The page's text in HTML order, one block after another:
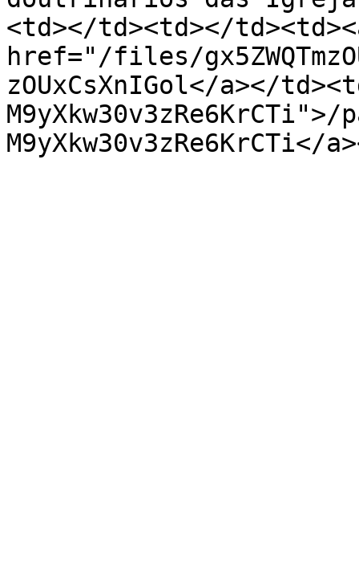
<td></td><td></
href="/files/
zOUxCsXnIGol</a></